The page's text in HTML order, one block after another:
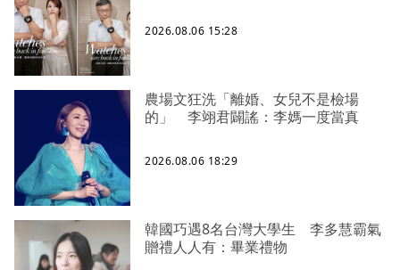
2026.08.06 15:28
農場文狂洗「離婚、女兒不是檢場
的」 李翊君闢謠：李媽一度當真
2026.08.06 18:29
韓國巧遇8名台灣大學生 李多慧霸氣
贈禮人人有：畢業禮物